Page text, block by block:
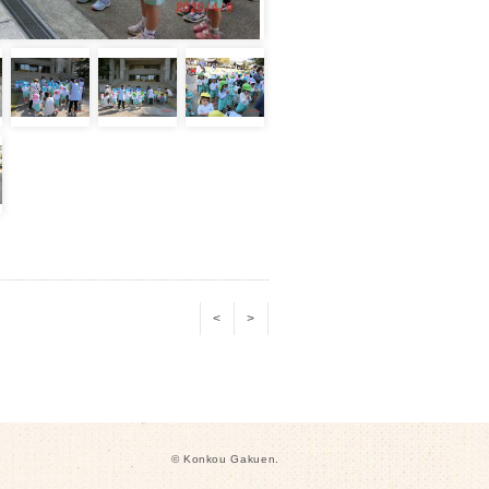
< >
© Konkou Gakuen.